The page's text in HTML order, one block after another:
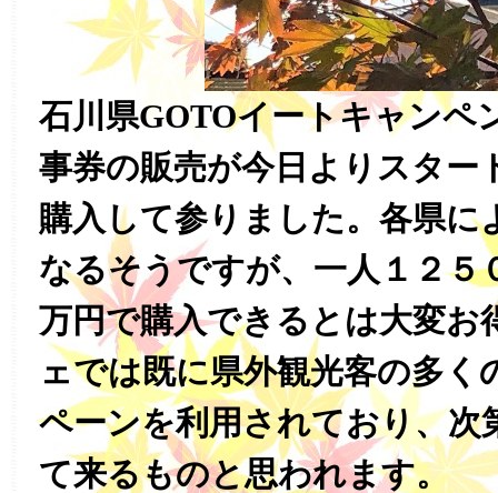
石川県GOTOイートキャンペ
事券の販売が今日よりスター
購入して参りました。各県に
なるそうですが、一人１２５
万円で購入できるとは大変お
ェでは既に県外観光客の多く
ペーンを利用されており、次
て来るものと思われます。